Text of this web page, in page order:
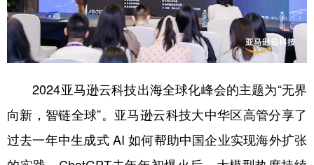
地方频道
浙江 安徽 福建 江西
2024亚马逊云科技出海全球化峰会的主题为“无界
向新，智链全球”。亚马逊云科技大中华区高管分享了
过去一年中生成式 AI 如何帮助中国企业实现海外扩张